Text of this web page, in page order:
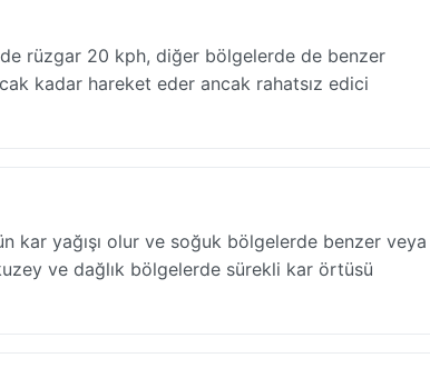
rüzgar 20 kph, diğer bölgelerde de benzer
kadar hareket eder ancak rahatsız edici
kar yağışı olur ve soğuk bölgelerde benzer veya
ve dağlık bölgelerde sürekli kar örtüsü